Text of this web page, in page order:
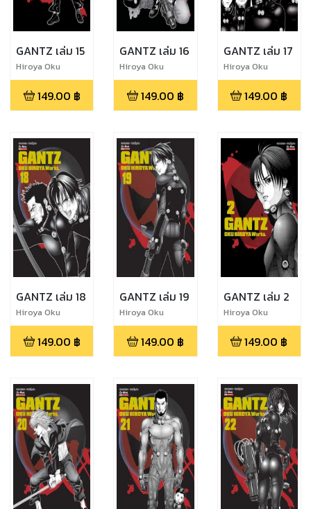
GANTZ เล่ม 15
Hiroya Oku
149.00 ฿
GANTZ เล่ม 16
Hiroya Oku
149.00 ฿
GANTZ เล่ม 17
Hiroya Oku
149.00 ฿
GANTZ เล่ม 18
Hiroya Oku
149.00 ฿
GANTZ เล่ม 19
Hiroya Oku
149.00 ฿
GANTZ เล่ม 2
Hiroya Oku
149.00 ฿